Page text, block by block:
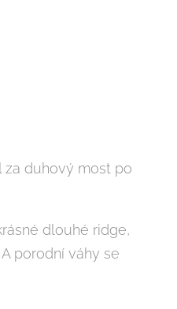
za duhový most po
dlouhé ridge,
porodní váhy se